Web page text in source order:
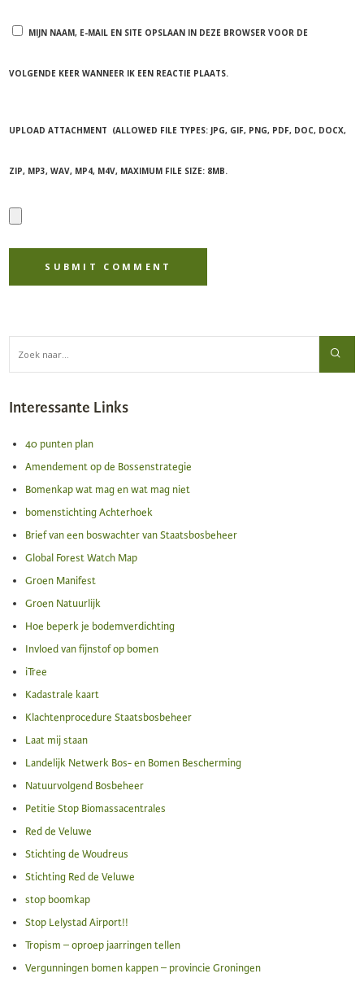
MIJN NAAM, E-MAIL EN SITE OPSLAAN IN DEZE BROWSER VOOR DE
VOLGENDE KEER WANNEER IK EEN REACTIE PLAATS.
UPLOAD ATTACHMENT (ALLOWED FILE TYPES: JPG, GIF, PNG, PDF, DOC, DOCX,
ZIP, MP3, WAV, MP4, M4V, MAXIMUM FILE SIZE: 8MB.
Interessante Links
40 punten plan
Amendement op de Bossenstrategie
Bomenkap wat mag en wat mag niet
bomenstichting Achterhoek
Brief van een boswachter van Staatsbosbeheer
Global Forest Watch Map
Groen Manifest
Groen Natuurlijk
Hoe beperk je bodemverdichting
Invloed van fijnstof op bomen
iTree
Kadastrale kaart
Klachtenprocedure Staatsbosbeheer
Laat mij staan
Landelijk Netwerk Bos- en Bomen Bescherming
Natuurvolgend Bosbeheer
Petitie Stop Biomassacentrales
Red de Veluwe
Stichting de Woudreus
Stichting Red de Veluwe
stop boomkap
Stop Lelystad Airport!!
Tropism – oproep jaarringen tellen
Vergunningen bomen kappen – provincie Groningen